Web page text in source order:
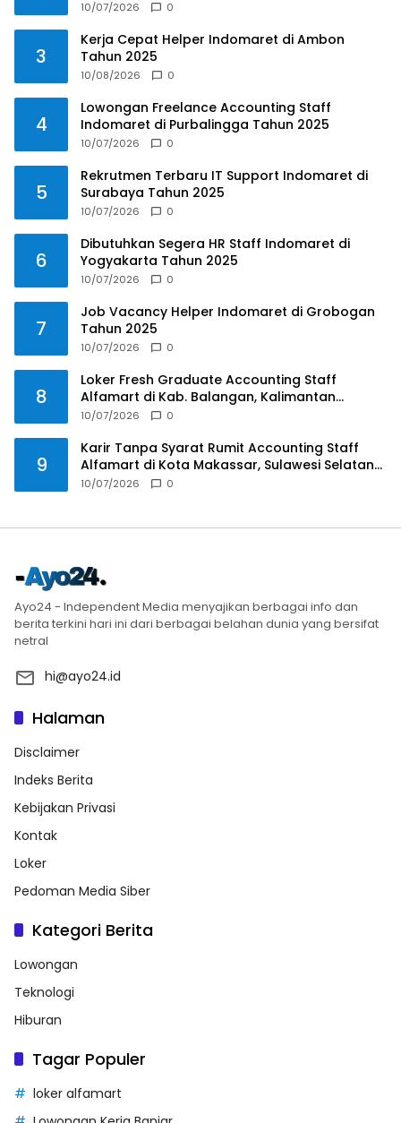
10/07/2026 0
3
Kerja Cepat Helper Indomaret di Ambon
Tahun 2025
10/08/2026 0
4
Lowongan Freelance Accounting Staff
Indomaret di Purbalingga Tahun 2025
10/07/2026 0
5
Rekrutmen Terbaru IT Support Indomaret di
Surabaya Tahun 2025
10/07/2026 0
6
Dibutuhkan Segera HR Staff Indomaret di
Yogyakarta Tahun 2025
10/07/2026 0
7
Job Vacancy Helper Indomaret di Grobogan
Tahun 2025
10/07/2026 0
8
Loker Fresh Graduate Accounting Staff
Alfamart di Kab. Balangan, Kalimantan
Selatan Tahun 2025
10/07/2026 0
9
Karir Tanpa Syarat Rumit Accounting Staff
Alfamart di Kota Makassar, Sulawesi Selatan
Tahun 2025
10/07/2026 0
Ayo24 - Independent Media menyajikan berbagai info dan
berita terkini hari ini dari berbagai belahan dunia yang bersifat
netral
hi@ayo24.id
Halaman
Disclaimer
Indeks Berita
Kebijakan Privasi
Kontak
Loker
Pedoman Media Siber
Kategori Berita
Lowongan
Teknologi
Hiburan
Tagar Populer
loker alfamart